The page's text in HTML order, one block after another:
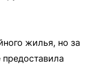
жилья, но за